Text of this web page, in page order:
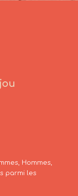
Hommes,
parmi les